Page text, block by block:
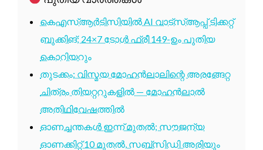
കെഎസ്ആർടിസിയിൽ AI വാട്സ്ആപ്പ് ടിക്കറ്റ്
ബുക്കിങ്; 24×7 ടോൾ ഫ്രീ 149-ഉം പുതിയ
കൊറിയറും
തുടക്കം: വിസ്മയ മോഹൻലാലിന്റെ അരങ്ങേറ്റ
ചിത്രം തിയറ്ററുകളിൽ — മോഹൻലാൽ
അതിഥിവേഷത്തിൽ
ഓണച്ചന്തകൾ ഇന്ന് മുതൽ; സൗജന്യ
ഓണക്കിറ്റ് 10 മുതൽ, സബ്സിഡി അരിയും